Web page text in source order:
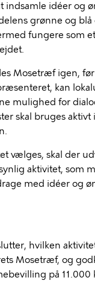
indsamle idéer og
grønne og blå
fungere som
Mosetræf igen, før
kan
mulighed for
skal bruges aktivt
vælges, skal der
aktivitet, som
med idéer og
hvilken
Mosetræf, og
på 11.000